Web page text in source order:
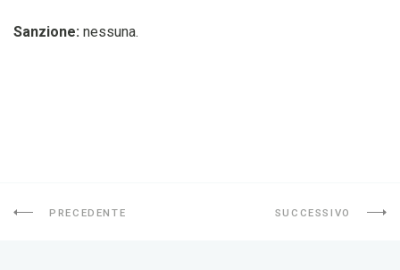
Sanzione: nessuna.
PRECEDENTE SUCCESSIVO